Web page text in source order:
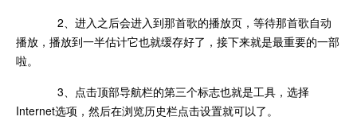
2、进入之后会进入到那首歌的播放页，等待那首歌自动
播放，播放到一半估计它也就缓存好了，接下来就是最重要的一部
啦。
3、点击顶部导航栏的第三个标志也就是工具，选择
Internet选项，然后在浏览历史栏点击设置就可以了。